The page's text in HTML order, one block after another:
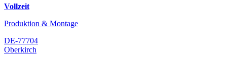
Vollzeit
Produktion & Montage
DE-77704
Oberkirch